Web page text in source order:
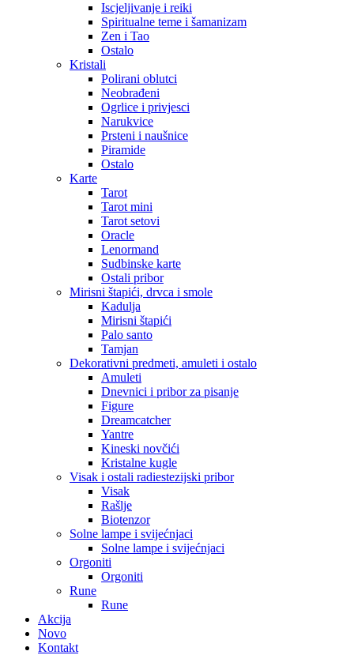
Iscjeljivanje i reiki
Spiritualne teme i šamanizam
Zen i Tao
Ostalo
Kristali
Polirani oblutci
Neobrađeni
Ogrlice i privjesci
Narukvice
Prsteni i naušnice
Piramide
Ostalo
Karte
Tarot
Tarot mini
Tarot setovi
Oracle
Lenormand
Sudbinske karte
Ostali pribor
Mirisni štapići, drvca i smole
Kadulja
Mirisni štapići
Palo santo
Tamjan
Dekorativni predmeti, amuleti i ostalo
Amuleti
Dnevnici i pribor za pisanje
Figure
Dreamcatcher
Yantre
Kineski novčići
Kristalne kugle
Visak i ostali radiestezijski pribor
Visak
Rašlje
Biotenzor
Solne lampe i svijećnjaci
Solne lampe i svijećnjaci
Orgoniti
Orgoniti
Rune
Rune
Akcija
Novo
Kontakt